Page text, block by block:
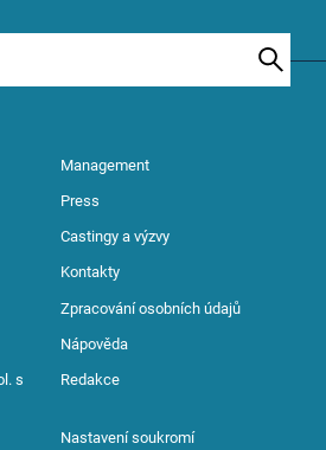
Management
Press
Castingy a výzvy
Kontakty
Zpracování osobních údajů
Nápověda
s
Redakce
Nastavení soukromí